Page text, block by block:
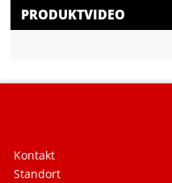
PRODUKTVIDEO
Kontakt
Standort